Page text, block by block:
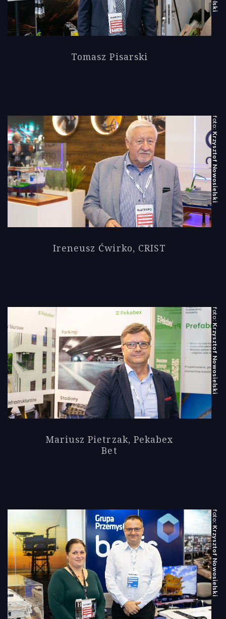
Tomasz Pisarski
Ireneusz Ćwirko, CRIST
Krzysztof Nowosielski
Mariusz Pietrzak, Pekabex
Bet
Krzysztof Nowosielski
Krzysztof Nowosielski